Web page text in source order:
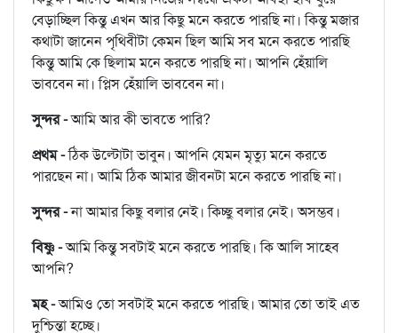
বেড়াচ্ছিল কিন্তু এখন আর কিছু মনে করতে পারছি না। কিন্তু মজার
কথাটা জানেন পৃথিবীটা কেমন ছিল আমি সব মনে করতে পারছি
কিন্তু আমি কে ছিলাম মনে করতে পারছি না। আপনি হেঁয়ালি
ভাববেন না। প্লিস হেঁয়ালি ভাববেন না।
সুন্দর -আমি আর কী ভাবতে পারি?
প্রথম -ঠিক উল্টোটা ভাবুন। আপনি যেমন মৃত্যু মনে করতে
পারছেন না। আমি ঠিক আমার জীবনটা মনে করতে পারছি না।
সুন্দর -না আমার কিছু বলার নেই। কিচ্ছু বলার নেই। অসম্ভব।
বিষ্ণু -আমি কিন্তু সবটাই মনে করতে পারছি। কি আলি সাহেব
আপনি?
মহ -আমিও তো সবটাই মনে করতে পারছি। আমার তো তাই এত
দুশ্চিন্তা হচ্ছে।